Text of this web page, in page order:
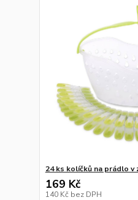
24 ks kolíčků na prádlo v
169 Kč
140 Kč bez DPH